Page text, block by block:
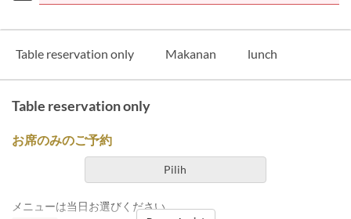
Table reservation only Makanan lunch
Table reservation only
お席のみのご予約
Pilih
メニューは当日お選びください。